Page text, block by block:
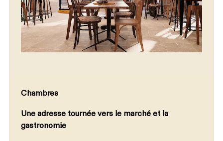
Chambres
Une adresse tournée vers le marché et la
gastronomie